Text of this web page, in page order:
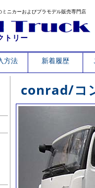
ニカーおよびプラモデル販売専門店
トリー
方法 新着履歴
conrad/コ